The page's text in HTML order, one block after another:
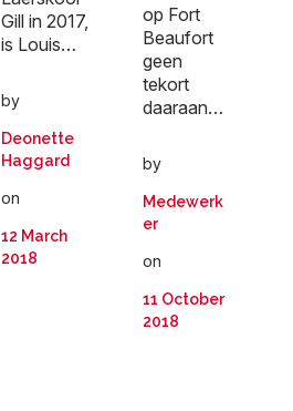
Gill in 2017,
is Louis…
by
Deonette
Haggard
on
12 March
2018
op Fort
Beaufort
geen
tekort
daaraan…
by
Medewerk
er
on
11 October
2018